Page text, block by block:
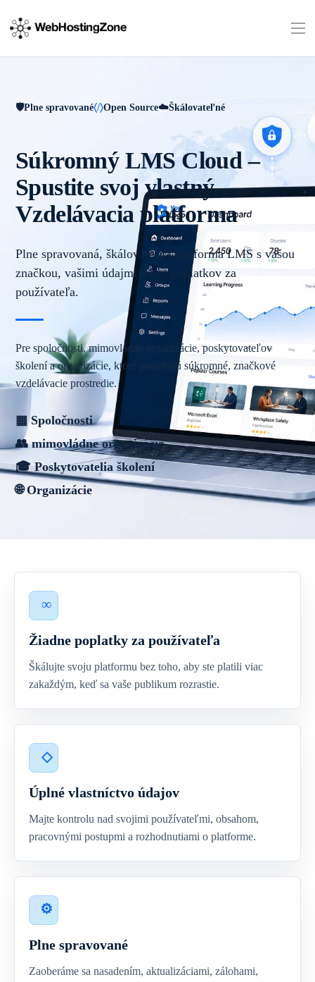
Plne spravované Open Source Škálovateľné
Súkromný LMS Cloud –
Spustite svoj vlastný
Vzdelávacia platforma
Plne spravovaná, škálovateľná platforma LMS s vašou
značkou, vašimi údajmi a bez poplatkov za
používateľa.
Pre spoločnosti, mimovládne organizácie, poskytovateľov
školení a organizácie, ktoré potrebujú súkromné, značkové
vzdelávacie prostredie.
▦ Spoločnosti
👥 mimovládne organizácie
🎓 Poskytovatelia školení
🌐 Organizácie
Žiadne poplatky za používateľa
Škálujte svoju platformu bez toho, aby ste platili viac
zakaždým, keď sa vaše publikum rozrastie.
Úplné vlastníctvo údajov
Majte kontrolu nad svojimi používateľmi, obsahom,
pracovnými postupmi a rozhodnutiami o platforme.
Plne spravované
Zaoberáme sa nasadením, aktualizáciami, zálohami,